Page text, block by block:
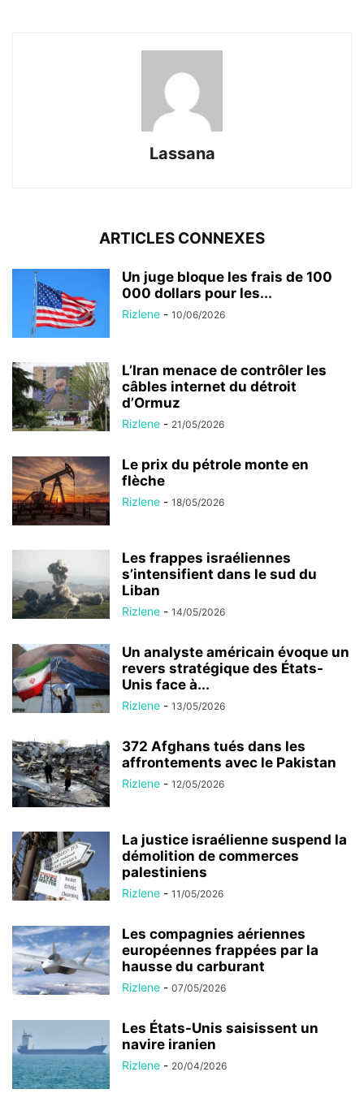
Lassana
ARTICLES CONNEXES
Un juge bloque les frais de 100
000 dollars pour les...
Rizlene - 10/06/2026
L’Iran menace de contrôler les
câbles internet du détroit
d’Ormuz
Rizlene - 21/05/2026
Le prix du pétrole monte en
flèche
Rizlene - 18/05/2026
Les frappes israéliennes
s’intensifient dans le sud du
Liban
Rizlene - 14/05/2026
Un analyste américain évoque un
revers stratégique des États-
Unis face à...
Rizlene - 13/05/2026
372 Afghans tués dans les
affrontements avec le Pakistan
Rizlene - 12/05/2026
La justice israélienne suspend la
démolition de commerces
palestiniens
Rizlene - 11/05/2026
Les compagnies aériennes
européennes frappées par la
hausse du carburant
Rizlene - 07/05/2026
Les États-Unis saisissent un
navire iranien
Rizlene - 20/04/2026